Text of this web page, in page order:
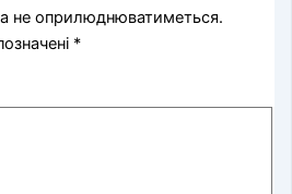
не оприлюднюватиметься.
*